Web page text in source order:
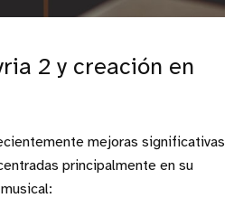
2 y creación en
mejoras significativas
principalmente en su